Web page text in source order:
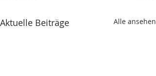
Aktuelle Beiträge Alle ansehen